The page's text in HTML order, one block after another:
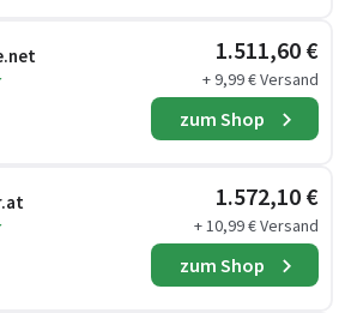
1.511,60 €
+ 9,99 € Versand
zum Shop
1.572,10 €
+ 10,99 € Versand
zum Shop